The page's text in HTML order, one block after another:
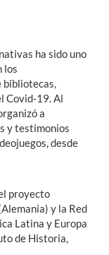
ha sido uno
los
bibliotecas,
Covid-19. Al
a
y testimonios
desde
proyecto
y la Red
Latina y Europa
de Historia,